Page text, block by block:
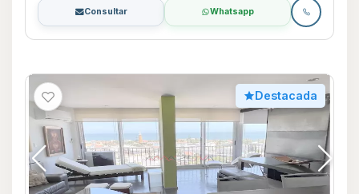
Consultar Whatsapp
Destacada